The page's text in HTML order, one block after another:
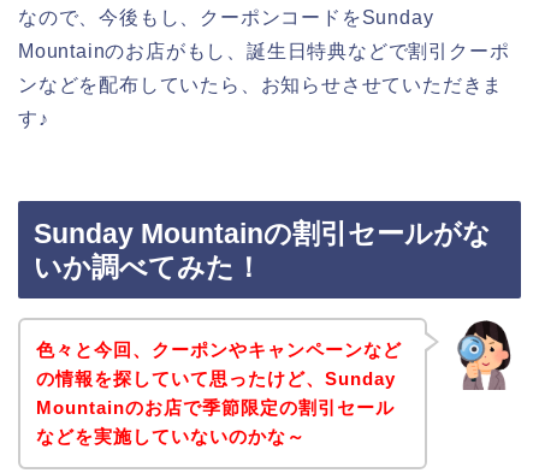
なので、今後もし、クーポンコードをSunday
Mountainのお店がもし、誕生日特典などで割引クーポ
ンなどを配布していたら、お知らせさせていただきま
す♪
Sunday Mountainの割引セールがな
いか調べてみた！
色々と今回、クーポンやキャンペーンなど
の情報を探していて思ったけど、Sunday
Mountainのお店で季節限定の割引セール
などを実施していないのかな～